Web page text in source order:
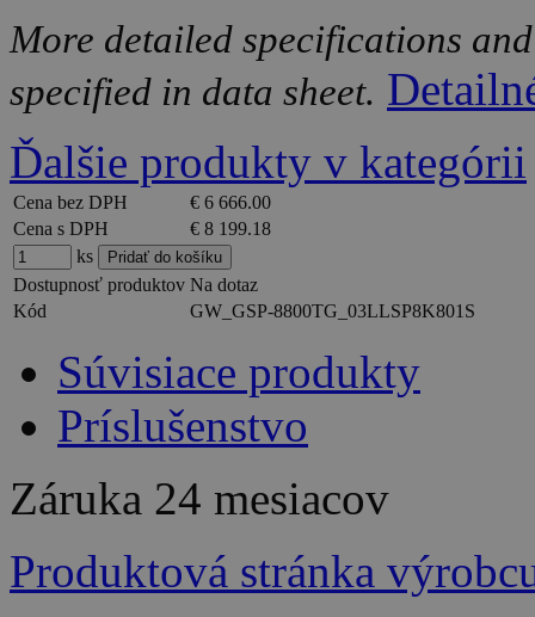
More detailed specifications
specified in data sheet.
Ďalšie produkty v kategórii
Cena bez DPH
€ 6 666.00
Cena s DPH
€ 8 199.18
ks
Dostupnosť produktov Na dotaz
Kód
GW_GSP-8800TG_03LLSP8K801S
Súvisiace produkty
Príslušenstvo
Záruka 24 mesiacov
Produktová stránka